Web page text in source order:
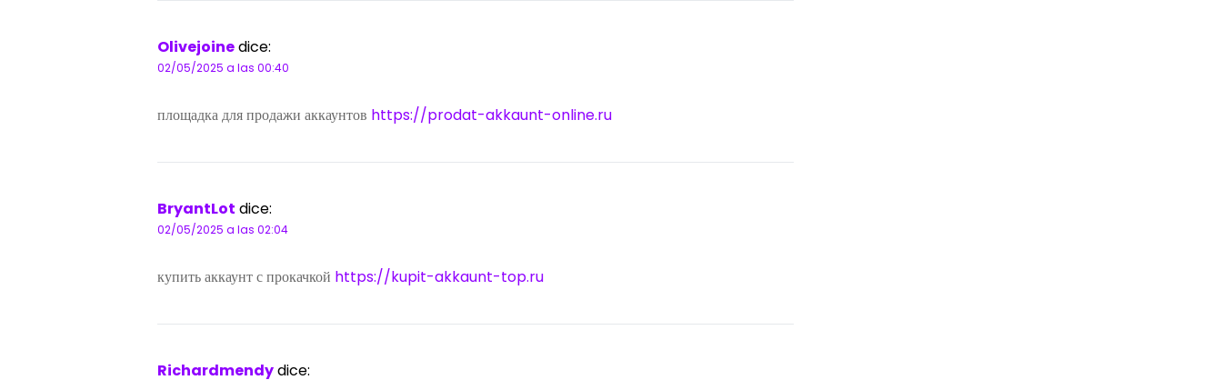
Olivejoinedice:
02/05/2025 a las 00:40
площадка для продажи аккаунтов https://prodat-akkaunt-online.ru
BryantLot dice:
02/05/2025 a las 02:04
купить аккаунт с прокачкой https://kupit-akkaunt-top.ru
Richardmendydice: